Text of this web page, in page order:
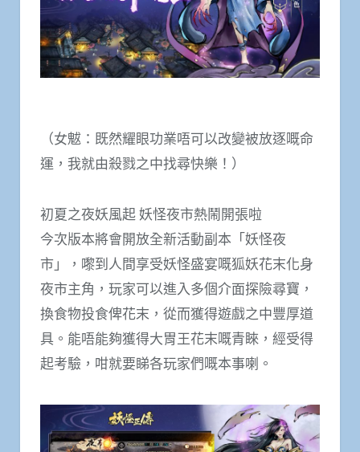
（女魃：既然耀眼功業唔可以改變被放逐嘅命
運，我就由殺戮之中找尋快樂！）
初夏之夜妖風起 妖怪夜市熱鬧開張啦
今次版本將會開放全新活動副本「妖怪夜
市」，嚟到人間享受妖怪盛宴嘅狐妖花末化身
夜市主角，玩家可以進入多個介面探險尋寶，
換食物投食俾花末，從而獲得遊戲之中豐厚道
具。能唔能夠獲得大胃王花末嘅青睞，經受得
起考驗，咁就要睇各玩家們嘅本事喇。